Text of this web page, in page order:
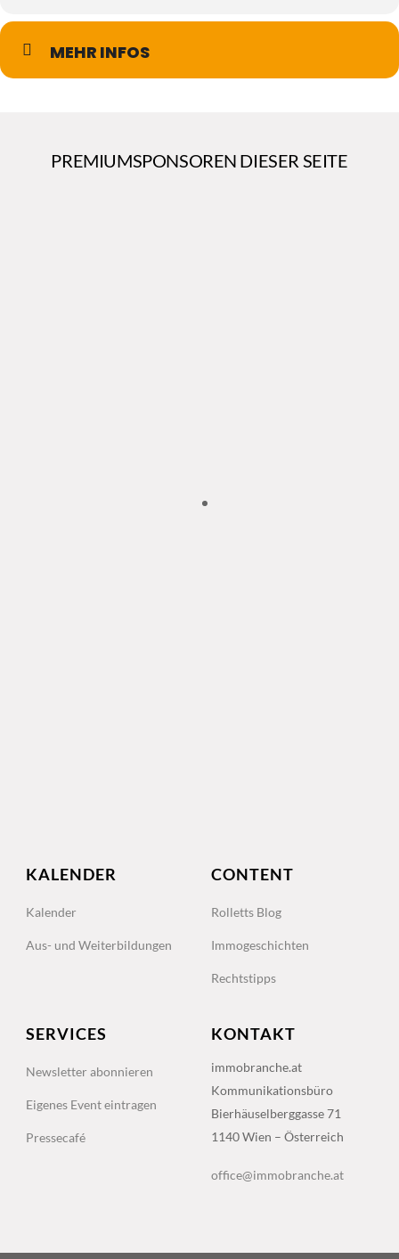
MEHR INFOS
PREMIUMSPONSOREN DIESER SEITE
KALENDER
Kalender
Aus- und Weiterbildungen
CONTENT
Rolletts Blog
Immogeschichten
Rechtstipps
SERVICES
Newsletter abonnieren
Eigenes Event eintragen
Pressecafé
KONTAKT
immobranche.at
Kommunikationsbüro
Bierhäuselberggasse 71
1140 Wien – Österreich
office@immobranche.at